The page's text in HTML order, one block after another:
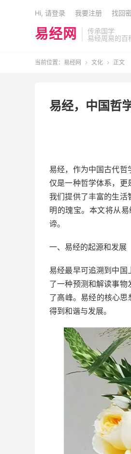
易经网
传承国学
易经周易的百
Hi, 请登录 我要注册 找回
当前位置： 易经网  文化  正文
易经，中国哲
易经，作为中国古代哲
仅是一种哲学体系，更
我们提供了丰富的生活
明的瑰宝。本文将从
谛。
一、易经的起源和发展
易经最早可追溯到中国
了一种预测和解读事物
了高峰。易经的核心
得到和谐与发展。